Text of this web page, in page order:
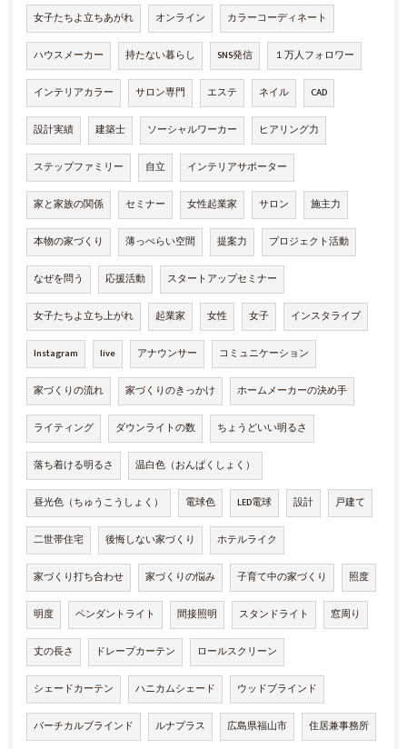
女子たちよ立ちあがれ オンライン カラーコーディネート
ハウスメーカー 持たない暮らし SNS発信 １万人フォロワー
インテリアカラー サロン専門 エステ ネイル CAD
設計実績 建築士 ソーシャルワーカー ヒアリング力
ステップファミリー 自立 インテリアサポーター
家と家族の関係 セミナー 女性起業家 サロン 施主力
本物の家づくり 薄っぺらい空間 提案力 プロジェクト活動
なぜを問う 応援活動 スタートアップセミナー
女子たちよ立ち上がれ 起業家 女性 女子 インスタライブ
Instagram live アナウンサー コミュニケーション
家づくりの流れ 家づくりのきっかけ ホームメーカーの決め手
ライティング ダウンライトの数 ちょうどいい明るさ
落ち着ける明るさ 温白色（おんぱくしょく）
昼光色（ちゅうこうしょく） 電球色 LED電球 設計 戸建て
二世帯住宅 後悔しない家づくり ホテルライク
家づくり打ち合わせ 家づくりの悩み 子育て中の家づくり 照度
明度 ペンダントライト 間接照明 スタンドライト 窓周り
丈の長さ ドレープカーテン ロールスクリーン
シェードカーテン ハニカムシェード ウッドブラインド
バーチカルブラインド ルナプラス 広島県福山市 住居兼事務所